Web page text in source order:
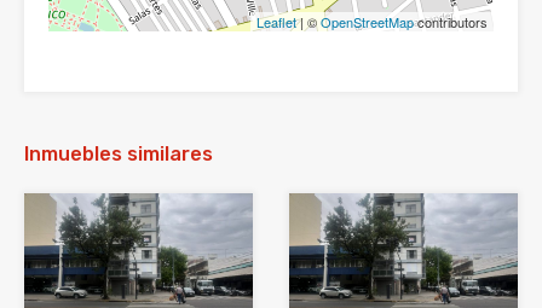
Leaflet| ©OpenStreetMapcontributors
Inmuebles similares